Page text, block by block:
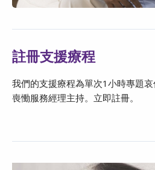
註冊支援療程
我們的支援療程為單次1小時專題
喪慟服務經理主持。立即註冊。